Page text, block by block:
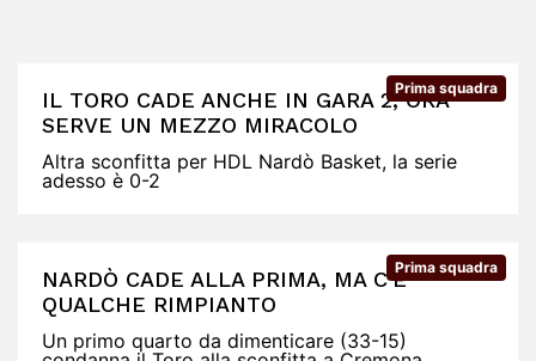
Prima squadra
IL TORO CADE ANCHE IN GARA 2, ORA
SERVE UN MEZZO MIRACOLO
Altra sconfitta per HDL Nardò Basket, la serie
adesso è 0-2
Prima squadra
NARDÒ CADE ALLA PRIMA, MA C'È
QUALCHE RIMPIANTO
Un primo quarto da dimenticare (33-15)